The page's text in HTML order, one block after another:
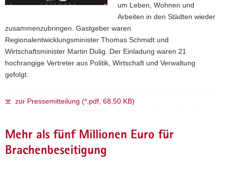
um Leben, Wohnen und
Arbeiten in den Städten wieder
zusammenzubringen. Gastgeber waren
Regionalentwicklungsminister Thomas Schmidt und
Wirtschaftsminister Martin Dulig. Der Einladung waren 21
hochrangige Vertreter aus Politik, Wirtschaft und Verwaltung
gefolgt.
zur Pressemitteilung (*.pdf, 68,50 KB)
Mehr als fünf Millionen Euro für
Brachenbeseitigung